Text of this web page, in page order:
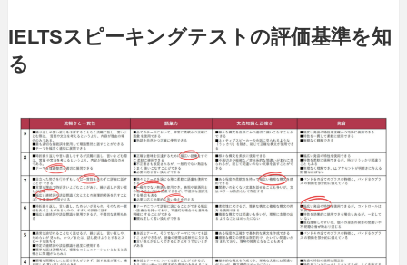
IELTSスピーキングテストの評価基準を知
る